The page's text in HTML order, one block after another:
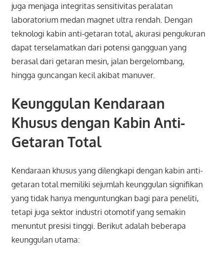
juga menjaga integritas sensitivitas peralatan
laboratorium medan magnet ultra rendah. Dengan
teknologi kabin anti-getaran total, akurasi pengukuran
dapat terselamatkan dari potensi gangguan yang
berasal dari getaran mesin, jalan bergelombang,
hingga guncangan kecil akibat manuver.
Keunggulan Kendaraan
Khusus dengan Kabin Anti-
Getaran Total
Kendaraan khusus yang dilengkapi dengan kabin anti-
getaran total memiliki sejumlah keunggulan signifikan
yang tidak hanya menguntungkan bagi para peneliti,
tetapi juga sektor industri otomotif yang semakin
menuntut presisi tinggi. Berikut adalah beberapa
keunggulan utama: